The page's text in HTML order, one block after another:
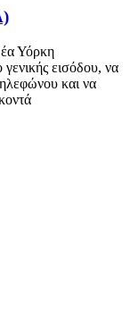
Υόρκη
εισόδου, να
και να